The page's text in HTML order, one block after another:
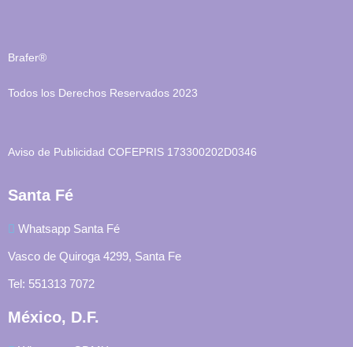
Brafer®
Todos los Derechos Reservados 2023
Aviso de Publicidad COFEPRIS 173300202D0346
Santa Fé
Whatsapp Santa Fé
Vasco de Quiroga 4299, Santa Fe
Tel: 551313 7072
México, D.F.